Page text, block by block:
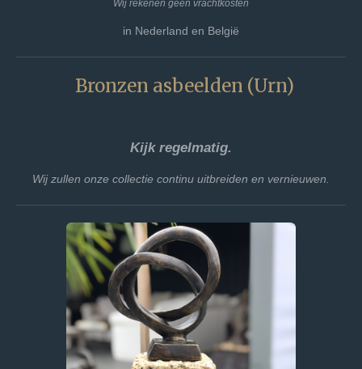
Wij rekenen géén vrachtkosten
in Nederland en België
Bronzen asbeelden (Urn)
Kijk regelmatig.
Wij zullen onze collectie continu uitbreiden en vernieuwen.